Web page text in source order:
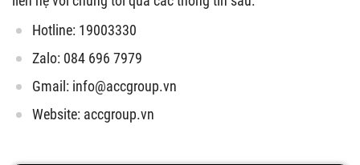
Hotline: 19003330
Zalo: 084 696 7979
Gmail: info@accgroup.vn
Website: accgroup.vn